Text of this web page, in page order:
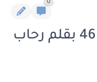
0
رواية امبراطورية الرجال الفصل السادس والأربعون 46 بقلم رحاب